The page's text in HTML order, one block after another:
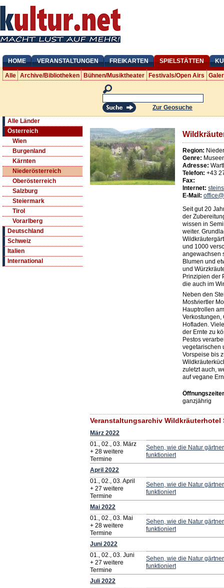
HOME VERANSTALTUNGEN FREIKARTEN SPIELSTÄTTEN
Alle Archive/Bibliotheken Bühnen/Musiktheater Festivals/Open Airs
Zur Geosuche
Alle Länder
Österreich
Wien
Burgenland
Kärnten
Niederösterreich
Oberösterreich
Salzburg
Steiermark
Tirol
Vorarlberg
Deutschland
Schweiz
Italien
International
Region:
Genre:
Adresse:
Telefon: +43
Fax:
Internet:
E-Mail:
Seit gut 20
der
wissen in
weiter.
und 1000
angewachsen
Blumen und
und
Prinzipien der
die auch im
Neben den
Mostviertler
Hauptrollen
Verkostungen,
Hofladen.
der Ernte zu
Pestos
vegetarischen
Vorspeise bis
zuletzt auch,
auf vegane
ganzjährig
Veranstaltungsarchiv Wildkräuterhotel
März 2022
01., 02., 03. März
+ 28 weitere
Termine
Sehen, wie die Natur
funktioniert
April 2022
01., 02., 03. April
+ 27 weitere
Termine
Sehen, wie die Natur
funktioniert
Mai 2022
01., 02., 03. Mai
+ 28 weitere
Termine
Sehen, wie die Natur
funktioniert
Juni 2022
01., 02., 03. Juni
+ 27 weitere
Termine
Sehen, wie die Natur
funktioniert
Juli 2022